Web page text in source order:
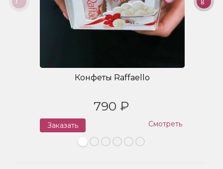
Конфеты Raffaello
790 ₽
Заказать Смотреть